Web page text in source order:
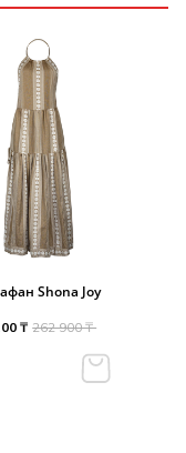
Shona Joy
₸ 262 900 ₸